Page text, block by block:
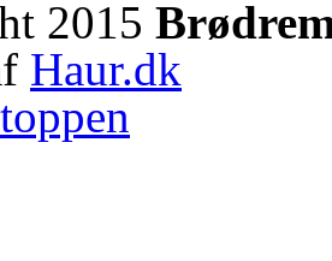
2015
Haur.dk